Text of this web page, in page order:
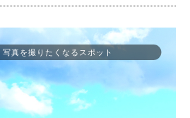
真を撮りたくなるスポット